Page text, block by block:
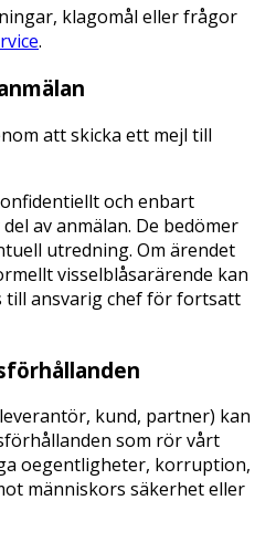
klagomål eller frågor
.
att skicka ett mejl till
och enbart
av anmälan. De bedömer
utredning. Om ärendet
visselblåsarärende kan
till ansvarig chef för fortsatt
kund, partner) kan
som rör vårt
oegentligheter, korruption,
människors säkerhet eller